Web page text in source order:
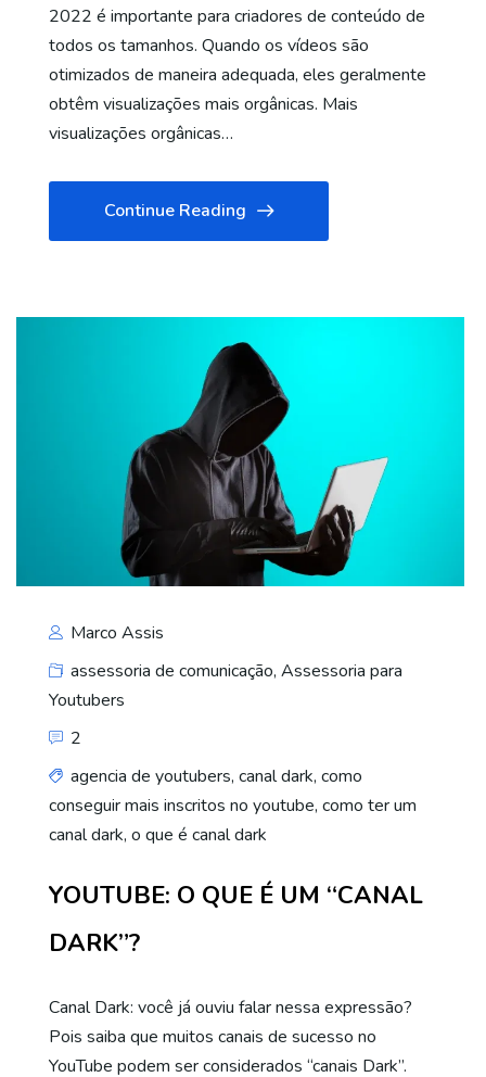
2022 é importante para criadores de conteúdo de
todos os tamanhos. Quando os vídeos são
otimizados de maneira adequada, eles geralmente
obtêm visualizações mais orgânicas. Mais
visualizações orgânicas…
Continue Reading
Marco Assis
assessoria de comunicação, Assessoria para
Youtubers
2
agencia de youtubers, canal dark, como
conseguir mais inscritos no youtube, como ter um
canal dark, o que é canal dark
YOUTUBE: O QUE É UM “CANAL
DARK”?
Canal Dark: você já ouviu falar nessa expressão?
Pois saiba que muitos canais de sucesso no
YouTube podem ser considerados “canais Dark”.